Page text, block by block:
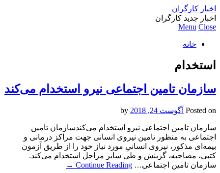
اخبار کارگران
اخبار جدید کارگران
Menu Close
خانه
استخدام
سازمان تامین اجتماعی نیرو استخدام می‌کند
Posted on آگوست 24, 2018
سازمان تامین اجتماعی نیرو استخدام می‌کندسازمان تامین
اجتماعی به منظور تامین نیروی انسانی جهت مراکز درمانی و
بیمه‌ای مذکور، نیروی انسانیِ مورد نیاز خود را از طریق آزمون
کتبی، مصاحبه، گزینش و طی سایر مراحل استخدام می‌کند.
سازمان تامین اجتماعی… Continue Reading
→